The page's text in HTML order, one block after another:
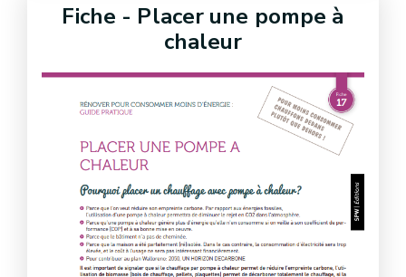
Fiche - Placer une pompe à
chaleur